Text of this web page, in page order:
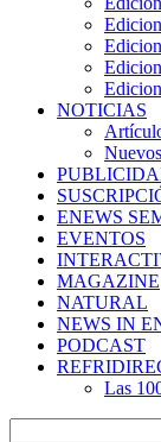
NOTICIAS
ENEWS
EVENTOS
MAGAZINE
NATURAL
NEWS IN
PODCAST
Las